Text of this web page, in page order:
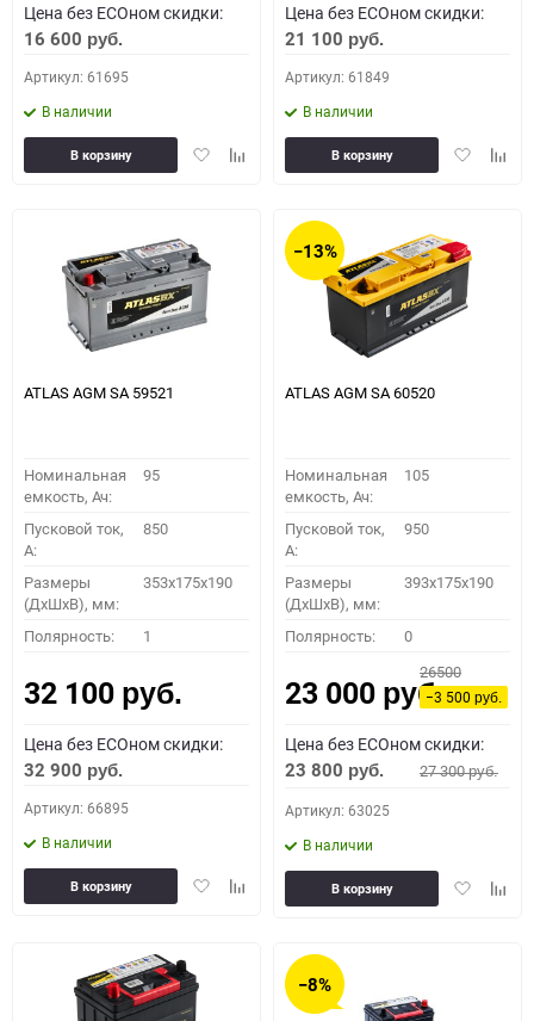
Цена без ECOном скидки:
16 600 руб.
Артикул: 61695
В наличии
ДобавитьДобавить
В корзину
Цена без ECOном скидки:
21 100 руб.
Артикул: 61849
В наличии
Добавить
В корзину
ATLAS AGM SA 59521
Номинальная
емкость, Ач:
95
Пусковой ток,
A:
850
Размеры
(ДхШхВ), мм:
353x175x190
Полярность: 1
32 100 руб.
Цена без ECOном скидки:
32 900 руб.
Артикул: 66895
В наличии
ДобавитьДобавить
В корзину
−13%
ATLAS AGM SA 60520
Номинальная
емкость, Ач:
105
Пусковой ток,
A:
950
Размеры
(ДхШхВ), мм:
393x175x190
Полярность: 0
23 000 руб.
26500
−3 500руб.
Цена без ECOном скидки:
23 800 руб. 27 300руб.
Артикул: 63025
В наличии
Добавить
В корзину
−8%